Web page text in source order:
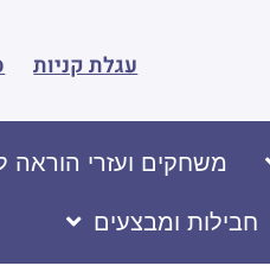
עגלת קניות
משחקים ועזרי הוראה
חבילות ומבצעים